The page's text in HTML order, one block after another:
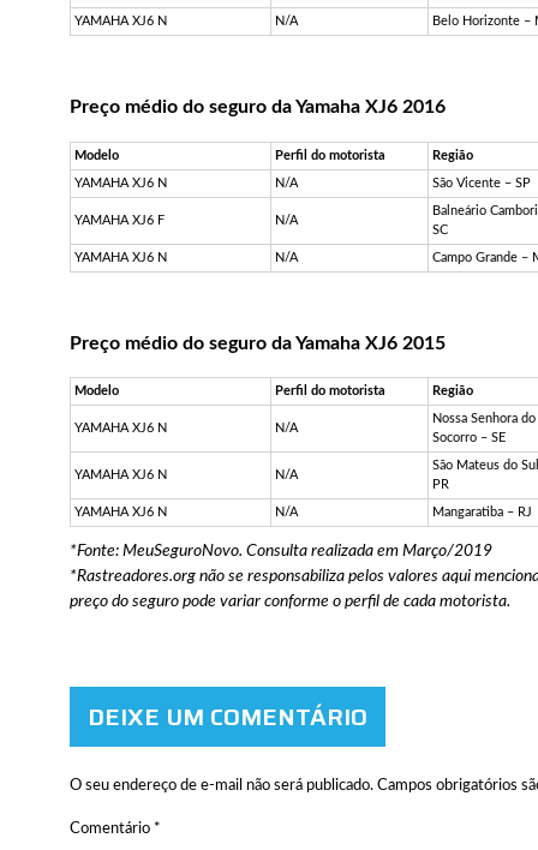
YAMAHA XJ6 N N/A Belo Horizonte –
Preço médio do seguro da Yamaha XJ6 2016
Modelo Perfil do motorista Região
YAMAHA XJ6 N N/A São Vicente – SP
YAMAHA XJ6 F N/A
Balneário
SC
YAMAHA XJ6 N N/A Campo Grande –
Preço médio do seguro da Yamaha XJ6 2015
Modelo Perfil do motorista Região
YAMAHA XJ6 N N/A
Nossa Senhora do
Socorro – SE
YAMAHA XJ6 N N/A
São Mateus do
PR
YAMAHA XJ6 N N/A Mangaratiba – RJ
*Fonte: MeuSeguroNovo. Consulta realizada em Março/2019
*Rastreadores.org não se responsabiliza pelos valores aqui
preço do seguro pode variar conforme o perfil de cada motorista.
DEIXE UM COMENTÁRIO
O seu endereço de e-mail não será publicado. Campos obrigatórios
Comentário *